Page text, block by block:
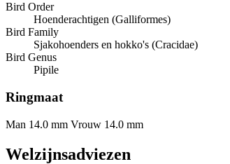
Bird Order
Hoenderachtigen (Galliformes)
Bird Family
Sjakohoenders en hokko's (Cracidae)
Bird Genus
Pipile
Ringmaat
Man 14.0 mm Vrouw 14.0 mm
Welzijnsadviezen